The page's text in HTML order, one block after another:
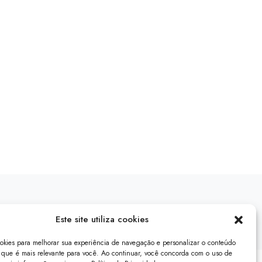
Este site utiliza cookies
para melhorar sua experiência de navegação e personalizar o conteúdo
é mais relevante para você. Ao continuar, você concorda com o uso de